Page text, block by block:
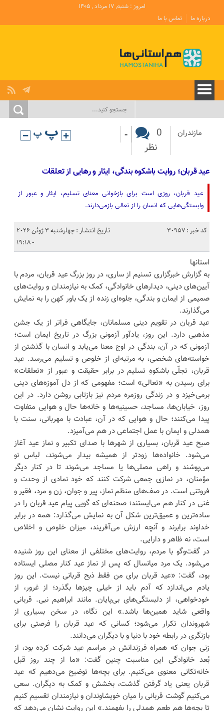
امروز : شنبه, ۱۷ مرداد , ۱۴۰۵
درباره ما
تماس با ما
مازندران
0
نظر
-
عید قربان؛ روایت باشکوه بندگی، ایثار و رهایی از تعلقات
عید قربان، روزی است برای بازخوانی معنای تسلیم، ایثار و عبور از
وابستگی‌هایی که انسان را از تعالی بازمی‌دارند.
کد خبر : 30957
تاریخ انتشار : چهارشنبه 3 ژوئن 2026
- 19:18
استانها
به گزارش خبرگزاری تسنیم از ساری، در روز بزرگ عید قربان، مردم با
آیین‌های دینی، دیدارهای خانوادگی، کمک به نیازمندان و روایت‌های
صمیمی از ایمان و بندگی، جلوه‌ای زنده از یک باور کهن را به نمایش
می‌گذارند.
عید قربان در تقویم دینی مسلمانان، جایگاهی فراتر از یک جشن
مذهبی دارد. این روز، یادآور آزمونی بزرگ در تاریخ ایمان است؛
آزمونی که در آن، بندگی در اوج معنا می‌یابد و انسان با گذشتن از
خواسته‌های شخصی، به مرتبه‌ای از خلوص و تسلیم می‌رسد. عید
قربان، تجلّی باشکوهِ تسلیم در برابر حقیقت و عبور از «تعلقات»
برای رسیدن به «تعالی» است؛ مفهومی که از دل آموزه‌های دینی
برمی‌خیزد و در زندگی روزمره مردم نیز بازتابی روشن دارد. در این
روز، خیابان‌ها، مساجد، حسینیه‌ها و خانه‌ها حال و هوایی متفاوت
پیدا می‌کنند؛ حال و هوایی که در آن، عبادت با مهربانی، سنت با
همدلی و ایمان با عمل اجتماعی در هم می‌آمیزد.
صبح عید قربان، بسیاری از شهرها با صدای تکبیر و نماز عید آغاز
می‌شود. خانواده‌ها زودتر از همیشه بیدار می‌شوند، لباس نو
می‌پوشند و راهی مصلی‌ها یا مساجد می‌شوند تا در کنار دیگر
مؤمنان، در نمازی جمعی شرکت کنند که خود نمادی از وحدت و
فروتنی است. در صف‌های منظم نماز، پیر و جوان، زن و مرد، فقیر و
غنی در کنار هم می‌ایستند؛ صحنه‌ای که گویی پیام عید قربان را در
ساده‌ترین و عمیق‌ترین شکل آن به نمایش می‌گذارد: همه در برابر
خداوند برابرند و آنچه ارزش می‌آفریند، میزان خلوص و اخلاص
است، نه ظاهر و دارایی.
در گفت‌وگو با مردم، روایت‌های مختلفی از معنای این روز شنیده
می‌شود. یک مرد میانسال که پس از نماز عید کنار مصلی ایستاده
بود، گفت: «عید قربان برای من فقط ذبح قربانی نیست. این روز
یادم می‌اندازد که آدم باید از خیلی چیزها بگذرد؛ از غرور، از
خودخواهی، از دلبستگی‌های بی‌پایان. مانند ابراهیم نبی. قربانی
واقعی شاید همین‌ها باشد.» این نگاه، در سخن بسیاری از
شهروندان تکرار می‌شود؛ کسانی که عید قربان را فرصتی برای
بازنگری در رابطه خود با دنیا و با دیگران می‌دانند.
زنی جوان که همراه فرزندانش در مراسم عید شرکت کرده بود، از
بُعد خانوادگی این مناسبت چنین گفت: «ما از چند روز قبل
خانه‌تکانی معنوی می‌کنیم. برای بچه‌ها توضیح می‌دهیم که عید
قربان یعنی یاد گرفتن گذشت، بخشش و کمک به دیگران. سعی
می‌کنیم گوشت قربانی را میان خویشاوندان و نیازمندان تقسیم کنیم
تا بچه‌ها هم طعم همدلی را بفهمند.» این روایت نشان می‌دهد که